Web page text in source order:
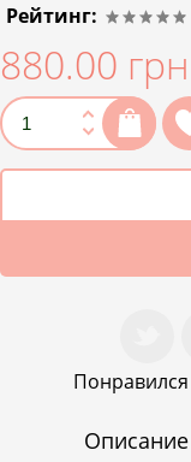
Рейтинг:
880.00
Описание